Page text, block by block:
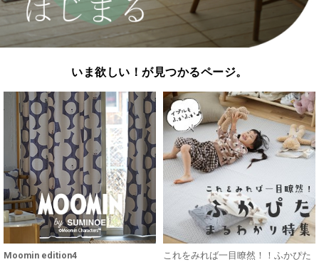
いま欲しい！が見つかるページ。
Moomin edition4
これをみれば一目瞭然！！ふかぴた